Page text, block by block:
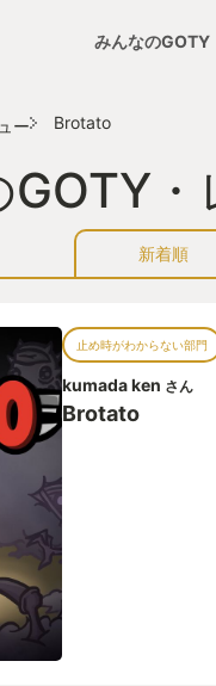
みんなのGOTY
ー Brotato
GOTY
新着順
止め時がわからない部門
kumada ken さん
Brotato